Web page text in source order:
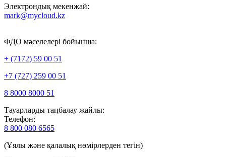
Электрондық мекенжай:
mark@mycloud.kz
ФДО мәселелері бойынша:
+ (7172) 59 00 51
+7 (727) 259 00 51
8 8000 8000 51
Тауарларды таңбалау жайлы:
Телефон:
8 800 080 6565
(Ұялы және қалалық нөмірлерден тегін)